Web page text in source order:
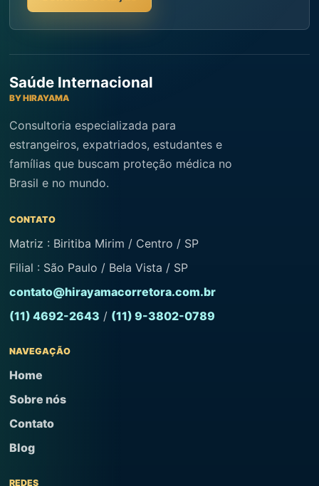
Saúde Internacional
BY HIRAYAMA
Consultoria especializada para
estrangeiros, expatriados, estudantes e
famílias que buscam proteção médica no
Brasil e no mundo.
CONTATO
Matriz : Biritiba Mirim / Centro / SP
Filial : São Paulo / Bela Vista / SP
contato@hirayamacorretora.com.br
(11) 4692-2643 / (11) 9-3802-0789
NAVEGAÇÃO
Home
Sobre nós
Contato
Blog
REDES